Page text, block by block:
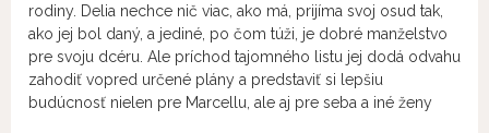
rodiny. Delia nechce nič viac, ako má, prijíma svoj osud tak,
ako jej bol daný, a jediné, po čom túži, je dobré manželstvo
pre svoju dcéru. Ale príchod tajomného listu jej dodá odvahu
zahodiť vopred určené plány a predstaviť si lepšiu
budúcnosť nielen pre Marcellu, ale aj pre seba a iné ženy